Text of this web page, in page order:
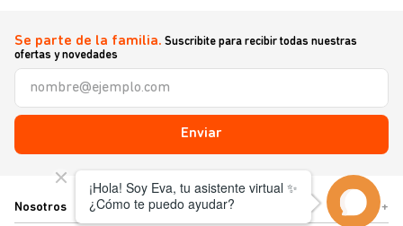
Se parte de la familia. Suscribite para recibir todas nuestras
ofertas y novedades
Enviar
Nosotros +